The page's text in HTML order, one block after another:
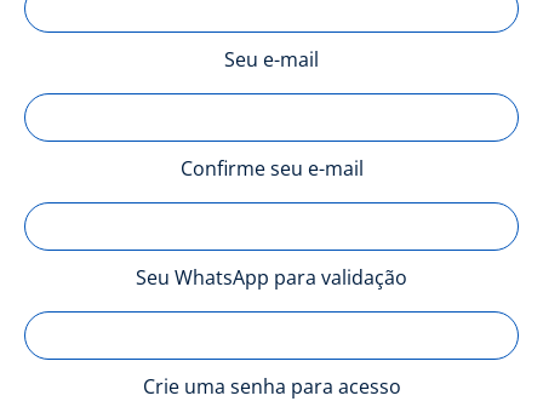
Seu e-mail
Confirme seu e-mail
Seu WhatsApp para validação
Crie uma senha para acesso